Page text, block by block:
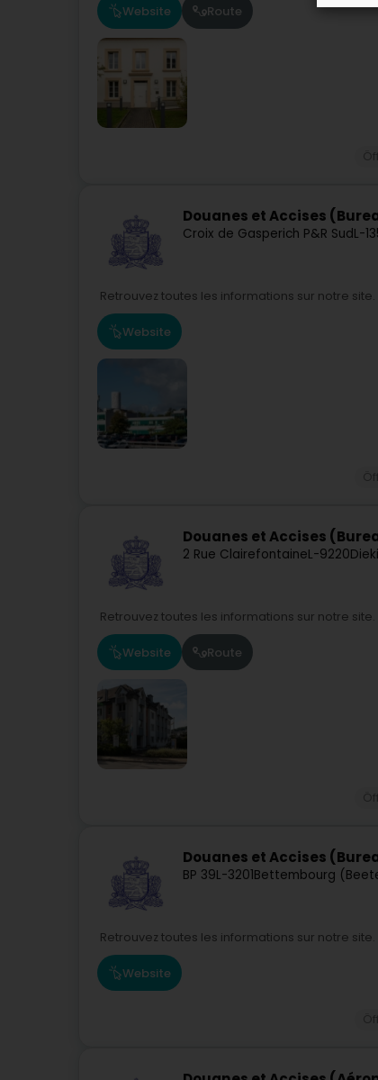
Website Route
Douanes et Accises
Croix de Gasperich P&R SudL-
Retrouvez toutes les informations sur notre site.
Website
Douanes et Accises
2 Rue ClairefontaineL-9220
Retrouvez toutes les informations sur notre site.
Website Route
Douanes et Accises
BP 39L-3201Bettembourg
Retrouvez toutes les informations sur notre site.
Website